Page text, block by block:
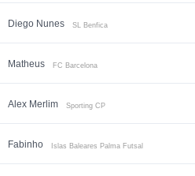
Diego Nunes SL Benfica
Matheus FC Barcelona
Alex Merlim Sporting CP
Fabinho Islas Baleares Palma Futsal